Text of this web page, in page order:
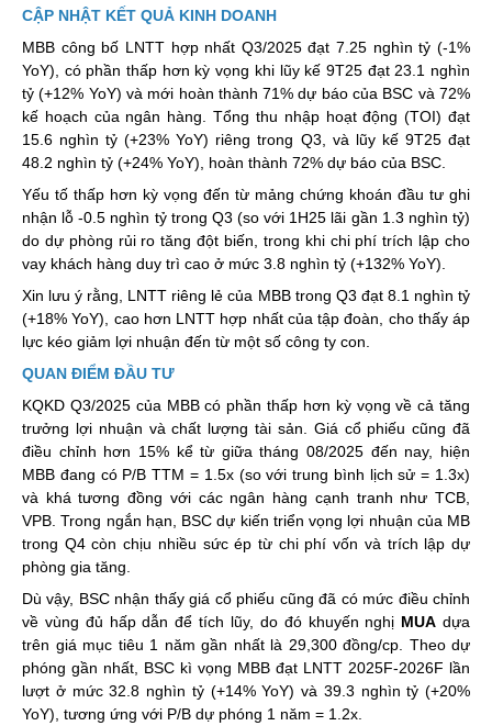
CẬP NHẬT KẾT QUẢ KINH DOANH
MBB công bố LNTT hợp nhất Q3/2025 đạt 7.25 nghìn tỷ (-1%
YoY), có phần thấp hơn kỳ vọng khi lũy kế 9T25 đạt 23.1 nghìn
tỷ (+12% YoY) và mới hoàn thành 71% dự báo của BSC và 72%
kế hoạch của ngân hàng. Tổng thu nhập hoạt động (TOI) đạt
15.6 nghìn tỷ (+23% YoY) riêng trong Q3, và lũy kế 9T25 đạt
48.2 nghìn tỷ (+24% YoY), hoàn thành 72% dự báo của BSC.
Yếu tố thấp hơn kỳ vọng đến từ mảng chứng khoán đầu tư ghi
nhận lỗ -0.5 nghìn tỷ trong Q3 (so với 1H25 lãi gần 1.3 nghìn tỷ)
do dự phòng rủi ro tăng đột biến, trong khi chi phí trích lập cho
vay khách hàng duy trì cao ở mức 3.8 nghìn tỷ (+132% YoY).
Xin lưu ý rằng, LNTT riêng lẻ của MBB trong Q3 đạt 8.1 nghìn tỷ
(+18% YoY), cao hơn LNTT hợp nhất của tập đoàn, cho thấy áp
lực kéo giảm lợi nhuận đến từ một số công ty con.
QUAN ĐIỂM ĐẦU TƯ
KQKD Q3/2025 của MBB có phần thấp hơn kỳ vọng về cả tăng
trưởng lợi nhuận và chất lượng tài sản. Giá cổ phiếu cũng đã
điều chỉnh hơn 15% kể từ giữa tháng 08/2025 đến nay, hiện
MBB đang có P/B TTM = 1.5x (so với trung bình lịch sử = 1.3x)
và khá tương đồng với các ngân hàng cạnh tranh như TCB,
VPB. Trong ngắn hạn, BSC dự kiến triển vọng lợi nhuận của MB
trong Q4 còn chịu nhiều sức ép từ chi phí vốn và trích lập dự
phòng gia tăng.
Dù vậy, BSC nhận thấy giá cổ phiếu cũng đã có mức điều chỉnh
về vùng đủ hấp dẫn để tích lũy, do đó khuyến nghị MUA dựa
trên giá mục tiêu 1 năm gần nhất là 29,300 đồng/cp. Theo dự
phóng gần nhất, BSC kì vọng MBB đạt LNTT 2025F-2026F lần
lượt ở mức 32.8 nghìn tỷ (+14% YoY) và 39.3 nghìn tỷ (+20%
YoY), tương ứng với P/B dự phóng 1 năm = 1.2x.